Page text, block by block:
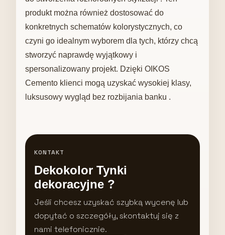
produkt można również dostosować do
konkretnych schematów kolorystycznych, co
czyni go idealnym wyborem dla tych, którzy chcą
stworzyć naprawdę wyjątkowy i
spersonalizowany projekt. Dzięki OIKOS
Cemento klienci mogą uzyskać wysokiej klasy,
luksusowy wygląd bez rozbijania banku .
KONTAKT
Dekokolor Tynki
dekoracyjne ?
Jeśli chcesz uzyskać szybką wycenę lub
dopytać o szczegóły, skontaktuj się z
nami telefonicznie.